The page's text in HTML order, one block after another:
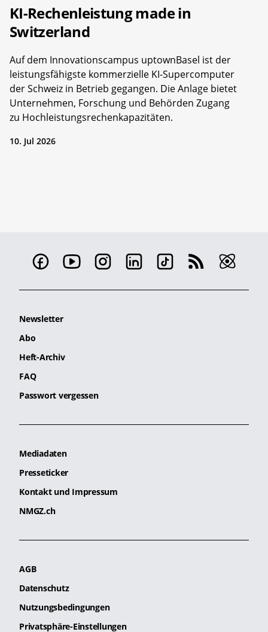
KI-Rechenleistung made in
Switzerland
Auf dem Innovationscampus uptownBasel ist der
leistungsfähigste kommerzielle KI-Supercomputer
der Schweiz in Betrieb gegangen. Die Anlage bietet
Unternehmen, Forschung und Behörden Zugang
zu Hochleistungsrechenkapazitäten.
10. Jul 2026
Newsletter
Abo
Heft-Archiv
FAQ
Passwort vergessen
Mediadaten
Presseticker
Kontakt und Impressum
NMGZ.ch
AGB
Datenschutz
Nutzungsbedingungen
Privatsphäre-Einstellungen